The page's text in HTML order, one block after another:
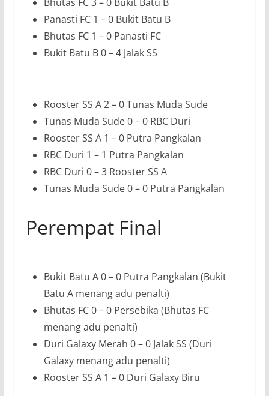
Panasti FC 1 – 0 Bukit Batu B
Bhutas FC 1 – 0 Panasti FC
Bukit Batu B 0 – 4 Jalak SS
Rooster SS A 2 – 0 Tunas Muda Sude
Tunas Muda Sude 0 – 0 RBC Duri
Rooster SS A 1 – 0 Putra Pangkalan
RBC Duri 1 – 1 Putra Pangkalan
RBC Duri 0 – 3 Rooster SS A
Tunas Muda Sude 0 – 0 Putra Pangkalan
Perempat Final
Bukit Batu A 0 – 0 Putra Pangkalan (Bukit
Batu A menang adu penalti)
Bhutas FC 0 – 0 Persebika (Bhutas FC
menang adu penalti)
Duri Galaxy Merah 0 – 0 Jalak SS (Duri
Galaxy menang adu penalti)
Rooster SS A 1 – 0 Duri Galaxy Biru